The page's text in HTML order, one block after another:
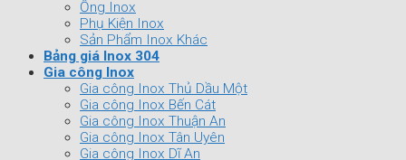
Ống Inox
Phụ Kiện Inox
Sản Phẩm Inox Khác
Bảng giá Inox 304
Gia công Inox
Gia công Inox Thủ Dầu Một
Gia công Inox Bến Cát
Gia công Inox Thuận An
Gia công Inox Tân Uyên
Gia công Inox Dĩ An